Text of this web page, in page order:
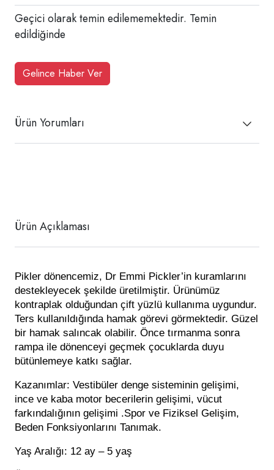
Geçici olarak temin edilememektedir. Temin
edildiğinde
Gelince Haber Ver
Ürün Yorumları
Ürün Açıklaması
Pikler dönencemiz, Dr Emmi Pickler’in kuramlarını
destekleyecek şekilde üretilmiştir. Ürünümüz
kontraplak olduğundan çift yüzlü kullanıma uygundur.
Ters kullanıldığında hamak görevi görmektedir. Güzel
bir hamak salıncak olabilir. Önce tırmanma sonra
rampa ile dönenceyi geçmek çocuklarda duyu
bütünlemeye katkı sağlar.
Kazanımlar: Vestibüler denge sisteminin gelişimi,
ince ve kaba motor becerilerin gelişimi, vücut
farkındalığının gelişimi .Spor ve Fiziksel Gelişim,
Beden Fonksiyonlarını Tanımak.
Yaş Aralığı: 12 ay – 5 yaş